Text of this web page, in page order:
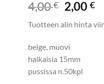
4,00€
hinta
oli:
2,00 €
Tuotteen alin hinta
beige, muovi
halkaisia 15mm
pussissa n.50kpl